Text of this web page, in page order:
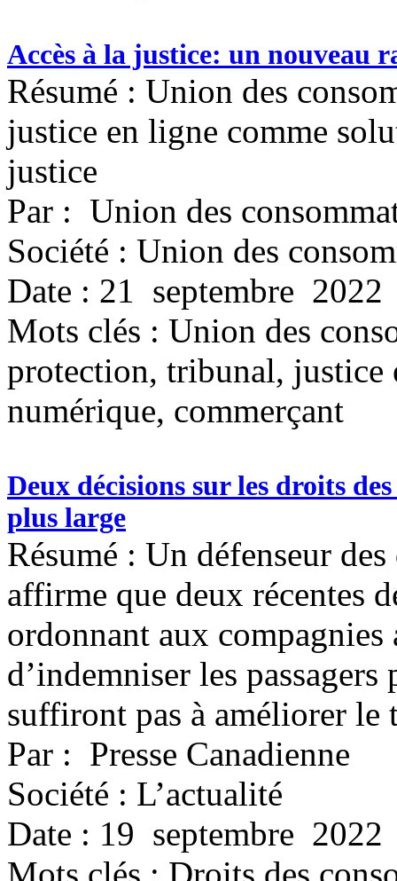
Accès à la justice: un nouveau
Résumé : Union des
justice en ligne comme
justice
Par : Union des
Société : Union des
Date : 21 septembre 2022
Mots clés : Union des
protection, tribunal,
numérique, commerçant
Deux décisions sur les droits
plus large
Résumé : Un défenseur
affirme que deux récentes
ordonnant aux compagnies
d’indemniser les
suffiront pas à améliorer le
Par : Presse Canadienne
Société : L’actualité
Date : 19 septembre 2022